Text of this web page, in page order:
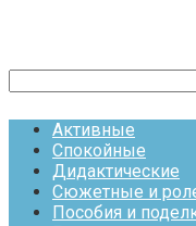
Активные
Спокойные
Дидактические
Сюжетные и
Пособия и